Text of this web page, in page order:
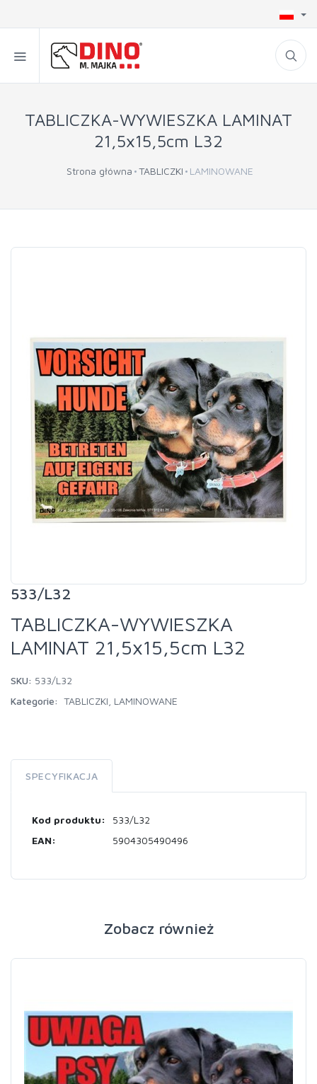
TABLICZKA-WYWIESZKA LAMINAT
21,5x15,5cm L32
Strona główna TABLICZKI LAMINOWANE
533/L32
TABLICZKA-WYWIESZKA
LAMINAT 21,5x15,5cm L32
SKU: 533/L32
Kategorie: TABLICZKI LAMINOWANE
SPECYFIKACJA
Kod produktu:
533/L32
EAN:
5904305490496
Zobacz również